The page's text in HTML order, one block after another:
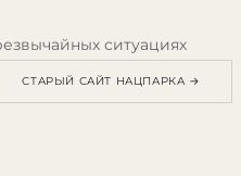
ситуациях
СТАРЫЙ САЙТ НАЦПАРКА →